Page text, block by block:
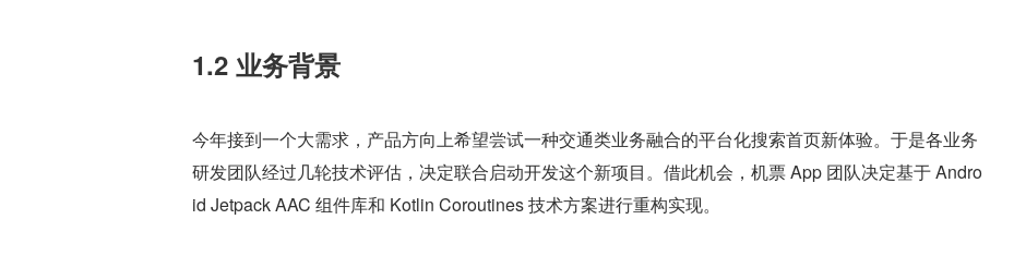
1.2 业务背景
今年接到一个大需求，产品方向上希望尝试一种交通类业务融合的平台化搜索首页新体验。于是各业务
研发团队经过几轮技术评估，决定联合启动开发这个新项目。借此机会，机票 App 团队决定基于 Andro
id Jetpack AAC 组件库和 Kotlin Coroutines 技术方案进行重构实现。